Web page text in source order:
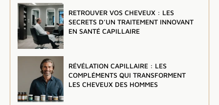
RETROUVER VOS CHEVEUX : LES
SECRETS D’UN TRAITEMENT INNOVANT
EN SANTÉ CAPILLAIRE
RÉVÉLATION CAPILLAIRE : LES
COMPLÉMENTS QUI TRANSFORMENT
LES CHEVEUX DES HOMMES